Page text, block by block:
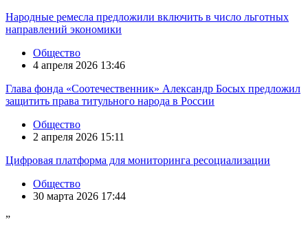
Народные ремесла предложили включить в число льготных
направлений экономики
Общество
4 апреля 2026 13:46
Глава фонда «Соотечественник» Александр Босых предложил
защитить права титульного народа в России
Общество
2 апреля 2026 15:11
Цифровая платформа для мониторинга ресоциализации
Общество
30 марта 2026 17:44
”